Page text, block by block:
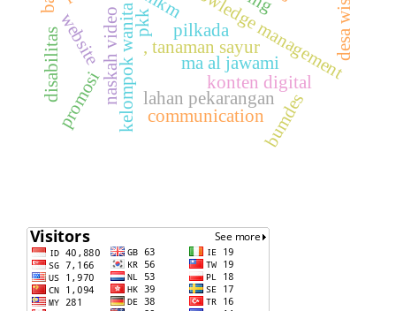
knowledge management
kelompok wanita tani lahan pekarangan
, tanaman sayur
konten digital
naskah video
promosi
ma al jawami
bumdes
desa wisata
website pkk pilkada
disabilitas
communication